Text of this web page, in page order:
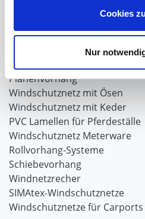
Cookies
Nur
Galerie Windschutznetze
Windschutznetz für
Planenvorhang
Windschutznetz mit Ösen
Windschutznetz mit Keder
PVC Lamellen für Pferdeställe
Windschutznetz Meterware
Rollvorhang-Systeme
Schiebevorhang
Windnetzrecher
SIMAtex-Windschutznetze
Windschutznetze für